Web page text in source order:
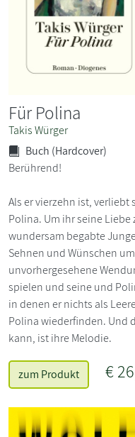
Für Polina
Takis Würger
Buch (Hardcover)
Berührend!
Als er vierzehn ist, verliebt
Polina. Um ihr seine
wundersam begabte
Sehnen und Wünschen
unvorhergesehene
spielen und seine und
in denen er nichts als
Polina wiederfinden. Und
kann, ist ihre Melodie.
zum Produkt €